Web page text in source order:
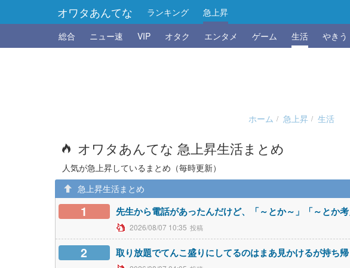
オワタあんてな ランキング
急上昇
総合
ニュー速 VIP オタク エンタメ ゲーム 生活 やきう
ホーム 急上昇 生活
オワタあんてな 急上昇生活まとめ
人気が急上昇しているまとめ（毎時更新）
急上昇生活まとめ
1 先生から電話があったんだけど、「～とか～」「～とか
2026/08/07 10:35
2 取り放題でてんこ盛りにしてるのはまあ見かけるが持ち帰